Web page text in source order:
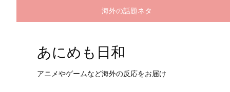
海外の話題ネタ
あにめも日和
アニメやゲームなど海外の反応をお届け